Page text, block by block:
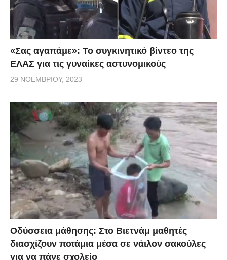
«Σας αγαπάμε»: Το συγκινητικό βίντεο της
ΕΛΑΣ για τις γυναίκες αστυνομικούς
29 ΝΟΕΜΒΡΊΟΥ, 2023
Οδύσσεια μάθησης: Στο Βιετνάμ μαθητές
διασχίζουν ποτάμια μέσα σε νάιλον σακούλες
για να πάνε σχολείο